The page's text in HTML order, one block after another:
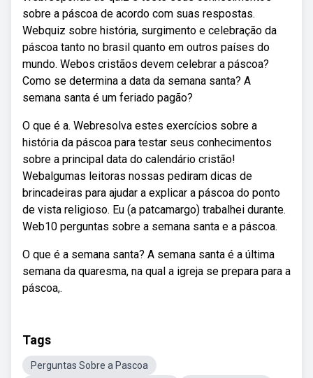
sobre a páscoa de acordo com suas respostas.
Webquiz sobre história, surgimento e celebração da
páscoa tanto no brasil quanto em outros países do
mundo. Webos cristãos devem celebrar a páscoa?
Como se determina a data da semana santa? A
semana santa é um feriado pagão?
O que é a. Webresolva estes exercícios sobre a
história da páscoa para testar seus conhecimentos
sobre a principal data do calendário cristão!
Webalgumas leitoras nossas pediram dicas de
brincadeiras para ajudar a explicar a páscoa do ponto
de vista religioso. Eu (a patcamargo) trabalhei durante.
Web10 perguntas sobre a semana santa e a páscoa.
O que é a semana santa? A semana santa é a última
semana da quaresma, na qual a igreja se prepara para a
páscoa,.
Tags
Perguntas Sobre a Pascoa